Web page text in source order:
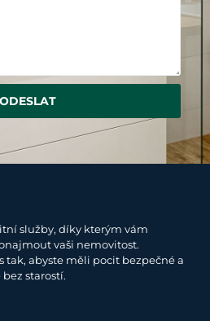
ODESLAT
služby, díky kterým vám
vaši nemovitost.
tak, abyste měli pocit bezpečné a
starostí.